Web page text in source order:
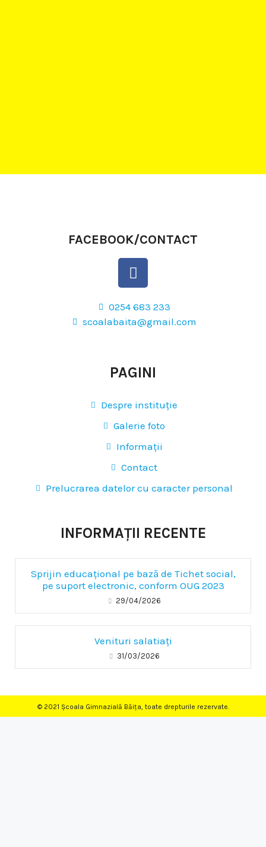
FACEBOOK/CONTACT
0254 683 233
scoalabaita@gmail.com
PAGINI
Despre instituție
Galerie foto
Informații
Contact
Prelucrarea datelor cu caracter personal
INFORMAȚII RECENTE
Sprijin educațional pe bază de Tichet social,
pe suport electronic, conform OUG 2023
29/04/2026
Venituri salatiați
31/03/2026
© 2021 Școala Gimnazială Băița, toate drepturile rezervate.